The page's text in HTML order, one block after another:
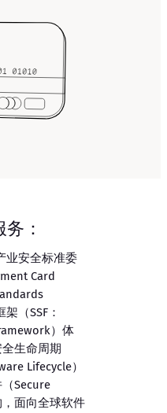
：
业安全标准委
Card
（SSF：
）体
生命周期
Lifecycle）
Secure
面向全球软件